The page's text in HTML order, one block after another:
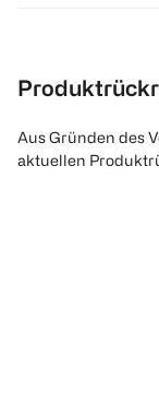
Aus Gründen des
aktuellen